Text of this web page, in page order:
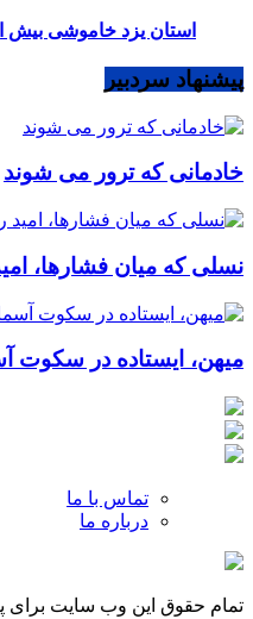
استان یزد خاموشی بیش
پیشنهاد سردبیر
خادمانی که ترور می شوند
نسلی که میان فشارها،
میهن، ایستاده در سکوت
تماس با ما
درباره ما
تمام حقوق این وب سایت برای